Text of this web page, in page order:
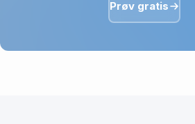
Prøv gratis